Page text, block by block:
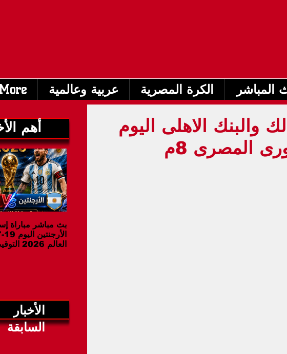
المباشر الكرة المصرية عربية وعالمية More
أهم
بث مباشر مباراة
العالم 2026 التوقيت 10م
الأخبار
السابقة
والبنك الاهلى اليوم